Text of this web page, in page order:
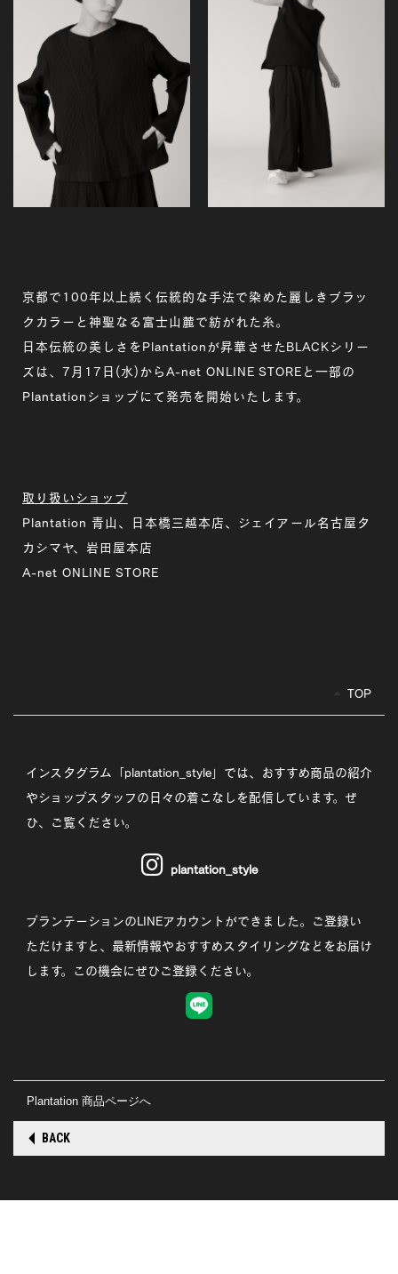
京都で100年以上続く伝統的な手法で染めた麗しきブラッ
クカラーと神聖なる富士山麓で紡がれた糸。
日本伝統の美しさをPlantationが昇華させたBLACKシリー
ズは、7月17日(水)からA-net ONLINE STOREと一部の
Plantationショップにて発売を開始いたします。
取り扱いショップ
Plantation 青山、日本橋三越本店、ジェイアール名古屋タ
カシマヤ、岩田屋本店
A-net ONLINE STORE
TOP
インスタグラム「plantation_style」では、おすすめ商品の紹介
やショップスタッフの日々の着こなしを配信しています。ぜ
ひ、ご覧ください。
plantation_style
プランテーションのLINEアカウントができました。ご登録い
ただけますと、最新情報やおすすめスタイリングなどをお届け
します。この機会にぜひご登録ください。
Plantation 商品ページへ
BACK